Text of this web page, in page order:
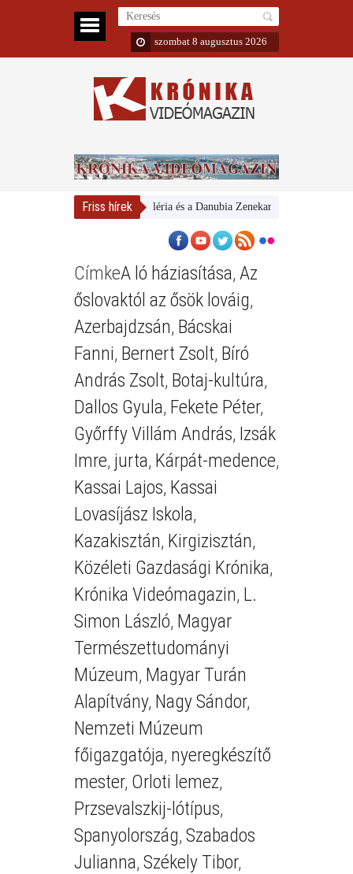
szombat 8 augusztus 2026
Friss hírek
Magyar Nemzeti Galéria és a Danubia Zenekar
CímkeA ló háziasítása, Az
őslovaktól az ősök lováig,
Azerbajdzsán, Bácskai
Fanni, Bernert Zsolt, Bíró
András Zsolt, Botaj-kultúra,
Dallos Gyula, Fekete Péter,
Győrffy Villám András, Izsák
Imre, jurta, Kárpát-medence,
Kassai Lajos, Kassai
Lovasíjász Iskola,
Kazakisztán, Kirgizisztán,
Közéleti Gazdasági Krónika,
Krónika Videómagazin, L.
Simon László, Magyar
Természettudományi
Múzeum, Magyar Turán
Alapítvány, Nagy Sándor,
Nemzeti Múzeum
főigazgatója, nyeregkészítő
mester, Orloti lemez,
Przsevalszkij-lótípus,
Spanyolország, Szabados
Julianna, Székely Tibor,